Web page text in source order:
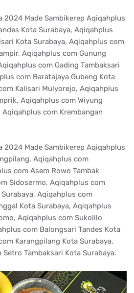
2024 Made Sambikerep Aqiqahplus
Kota Surabaya, Aqiqahplus
Kota Surabaya, Aqiqahplus com
Aqiqahplus com Gunung
com Gading Tambaksari
com Baratajaya Gubeng Kota
Kalisari Mulyorejo, Aqiqahplus
Aqiqahplus com Wiyung
Aqiqahplus com Krembangan
2024 Made Sambikerep Aqiqahplus
Aqiqahplus com
com Asem Rowo Tambak
Sidosermo, Aqiqahplus com
Aqiqahplus com
Kota Surabaya, Aqiqahplus
Aqiqahplus com Sukolilo
com Balongsari Tandes Kota
Karangpilang Kota Surabaya,
Tambaksari Kota Surabaya.